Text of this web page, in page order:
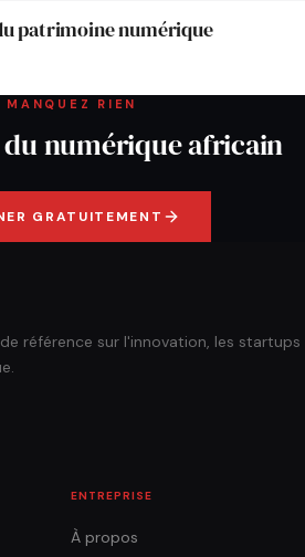
patrimoine numérique
MANQUEZ RIEN
numérique africain
GRATUITEMENT
référence sur l'innovation, les startups
ENTREPRISE
À propos